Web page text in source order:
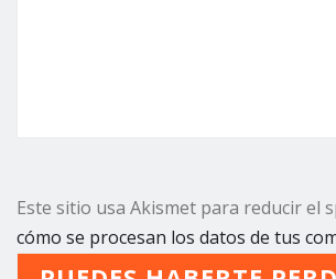
Este sitio usa Akismet para reducir el
cómo se procesan los datos de tus